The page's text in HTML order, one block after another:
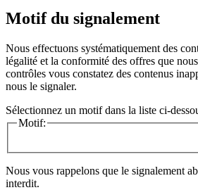
Motif du signalement
Nous effectuons systématiquement des
légalité et la conformité des offres que
contrôles vous constatez des contenus
nous le signaler.
Sélectionnez un motif dans la liste ci-
Motif:
Nous vous rappelons que le signalement
interdit.